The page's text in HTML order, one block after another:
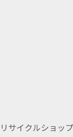
リサイクルショッ